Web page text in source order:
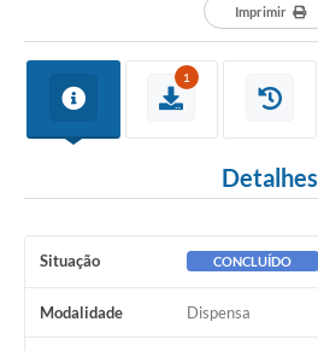
Imprimir
1
Detalhes
Situação CONCLUÍDO
Modalidade Dispensa